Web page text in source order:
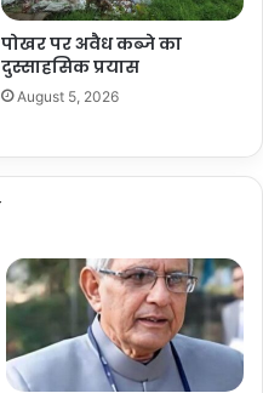
पोखर पर अवैध कब्जे का
दुस्साहसिक प्रयास
August 5, 2026